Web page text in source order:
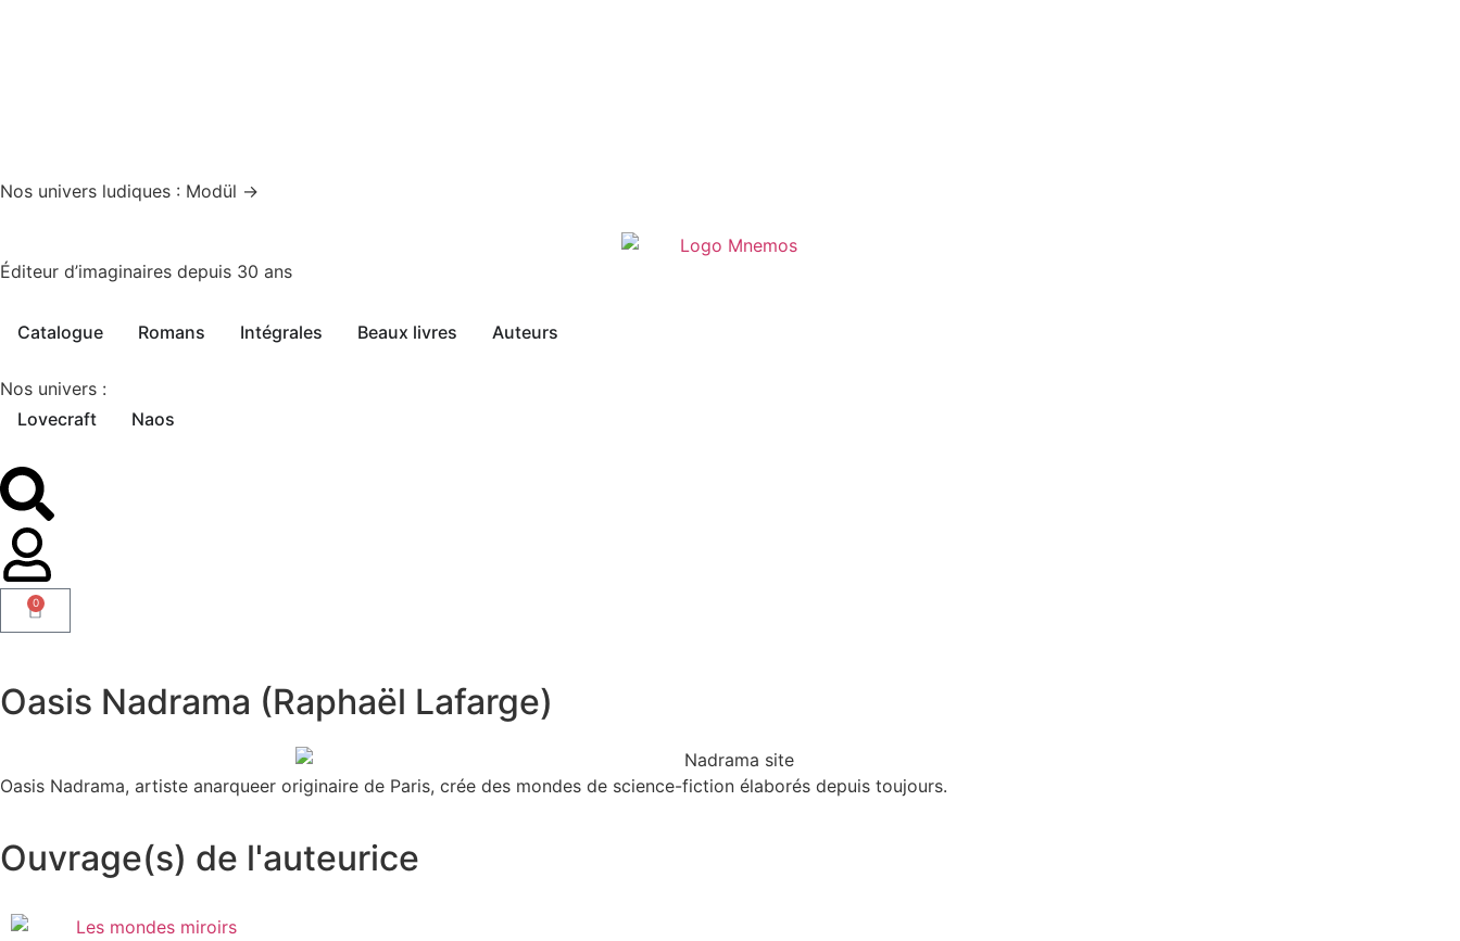
Nos univers ludiques : Modül →
Éditeur d’imaginaires depuis 30 ans
Catalogue Romans Intégrales Beaux livres Auteurs
Nos univers :
Lovecraft
Naos
0
Oasis Nadrama (Raphaël Lafarge)
Oasis Nadrama, artiste anarqueer originaire de Paris, crée des mondes de science-fiction élaborés depuis toujours.
Ouvrage(s) de l'auteurice